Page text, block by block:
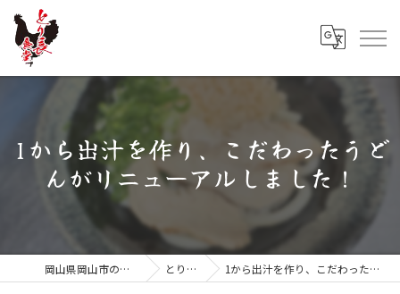
1から出汁を作り、こだわったうど
んがリニューアルしました！
岡山県岡山市の居酒屋ならとり長食堂 とり長掲示板 1から出汁を作り、こだわったうどんがリニューアルしました！